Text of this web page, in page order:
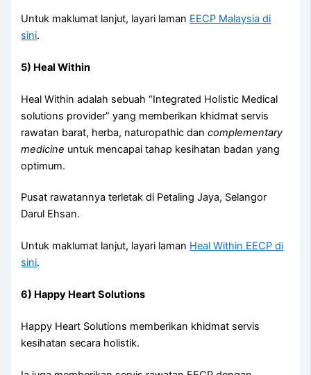
Untuk maklumat lanjut, layari laman EECP Malaysia di
sini.
5) Heal Within
Heal Within adalah sebuah “Integrated Holistic Medical
solutions provider” yang memberikan khidmat servis
rawatan barat, herba, naturopathic dancomplementary
medicine untuk mencapai tahap kesihatan badan yang
optimum.
Pusat rawatannya terletak di Petaling Jaya, Selangor
Darul Ehsan.
Untuk maklumat lanjut, layari laman Heal Within EECP di
sini.
6) Happy Heart Solutions
Happy Heart Solutions memberikan khidmat servis
kesihatan secara holistik.